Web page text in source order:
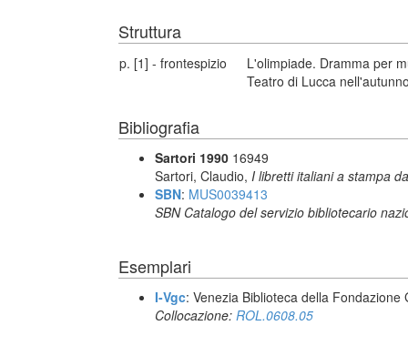
Struttura
p. [1] - frontespizio
L'olimpiade. Dramma per
Teatro di Lucca
Bibliografia
Sartori 1990 16949
Sartori, Claudio, I libretti italiani a stampa
SBN: MUS0039413
SBN Catalogo del servizio bibliotecario
Esemplari
I-Vgc: Venezia Biblioteca della Fondazione
Collocazione: ROL.0608.05